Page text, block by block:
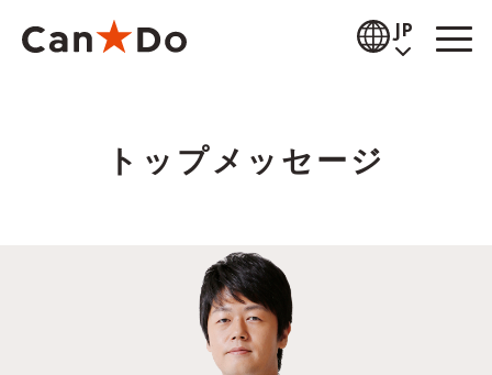
JP
お知らせトップメッセージ